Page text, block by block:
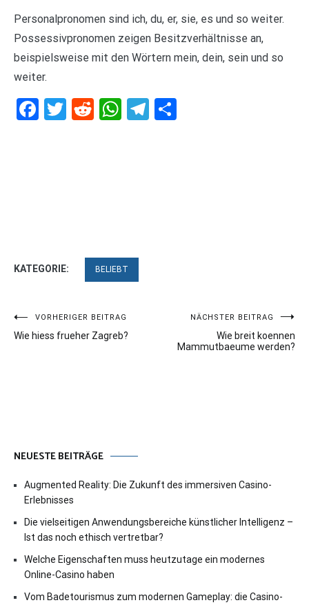
Personalpronomen sind ich, du, er, sie, es und so weiter.
Possessivpronomen zeigen Besitzverhältnisse an,
beispielsweise mit den Wörtern mein, dein, sein und so
weiter.
Facebook
Twitter
RedditWhatsApp
Telegram
KATEGORIE: BELIEBT
Beitragsnavigation
VORHERIGER BEITRAG
Wie hiess frueher Zagreb?
NÄCHSTER BEITRAG
Wie breit koennen
Mammutbaeume werden?
NEUESTE BEITRÄGE
Augmented Reality: Die Zukunft des immersiven Casino-
Erlebnisses
Die vielseitigen Anwendungsbereiche künstlicher Intelligenz –
Ist das noch ethisch vertretbar?
Welche Eigenschaften muss heutzutage ein modernes
Online-Casino haben
Vom Badetourismus zum modernen Gameplay: die Casino-